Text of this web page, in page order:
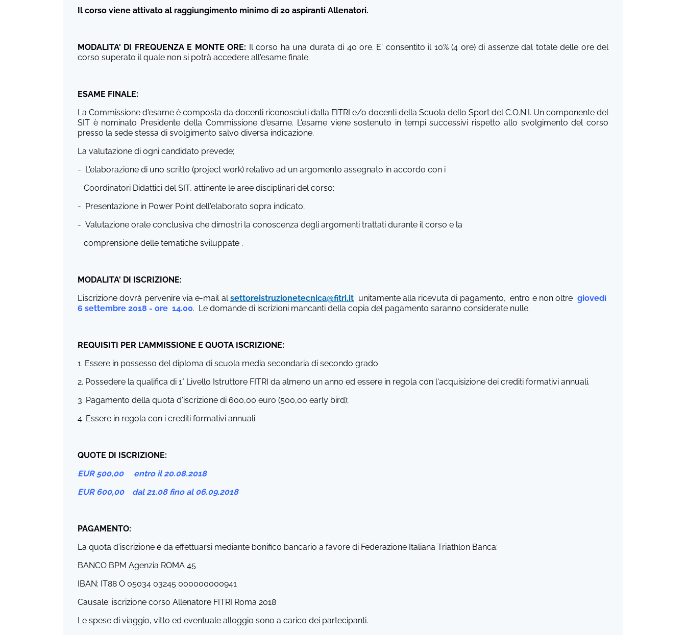
Il corso viene attivato al raggiungimento minimo di 20 aspiranti Allenatori.
MODALITA' DI FREQUENZA E MONTE ORE: Il corso ha una durata di 40 ore. E' consentito il 10% (4 ore) di assenze dal totale delle ore del
corso superato il quale non si potrà accedere all'esame finale.
ESAME FINALE:
La Commissione d'esame è composta da docenti riconosciuti dalla FITRI e/o docenti della Scuola dello Sport del C.O.N.I. Un componente del
SIT è nominato Presidente della Commissione d'esame. L'esame viene sostenuto in tempi successivi rispetto allo svolgimento del corso
presso la sede stessa di svolgimento salvo diversa indicazione.
La valutazione di ogni candidato prevede;
- L'elaborazione di uno scritto (project work) relativo ad un argomento assegnato in accordo con i
Coordinatori Didattici del SIT, attinente le aree disciplinari del corso;
- Presentazione in Power Point dell'elaborato sopra indicato;
- Valutazione orale conclusiva che dimostri la conoscenza degli argomenti trattati durante il corso e la
comprensione delle tematiche sviluppate .
MODALITA' DI ISCRIZIONE:
L'iscrizione dovrà pervenire via e-mail al settoreistruzionetecnica@fitri.itunitamente alla ricevuta di pagamento, entro e non oltregiovedì
6 settembre 2018 - ore 14.00. Le domande di iscrizioni mancanti della copia del pagamento saranno considerate nulle.
REQUISITI PER L'AMMISSIONE E QUOTA ISCRIZIONE:
1. Essere in possesso del diploma di scuola media secondaria di secondo grado.
2. Possedere la qualifica di 1° Livello Istruttore FITRI da almeno un anno ed essere in regola con l'acquisizione dei crediti formativi annuali.
3. Pagamento della quota d'iscrizione di 600,00 euro (500,00 early bird);
4. Essere in regola con i crediti formativi annuali.
QUOTE DI ISCRIZIONE:
EUR 500,00 entro il 20.08.2018
EUR 600,00 dal 21.08 fino al 06.09.2018
PAGAMENTO:
La quota d'iscrizione è da effettuarsi mediante bonifico bancario a favore di Federazione Italiana Triathlon Banca:
BANCO BPM Agenzia ROMA 45
IBAN: IT88 O 05034 03245 000000000941
Causale: iscrizione corso Allenatore FITRI Roma 2018
Le spese di viaggio, vitto ed eventuale alloggio sono a carico dei partecipanti.